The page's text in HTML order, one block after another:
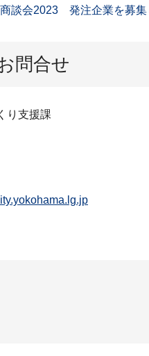
商談会2023 発注企業を募集
問合せ
り支援課